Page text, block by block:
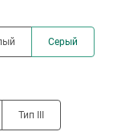
Серый
Тип III